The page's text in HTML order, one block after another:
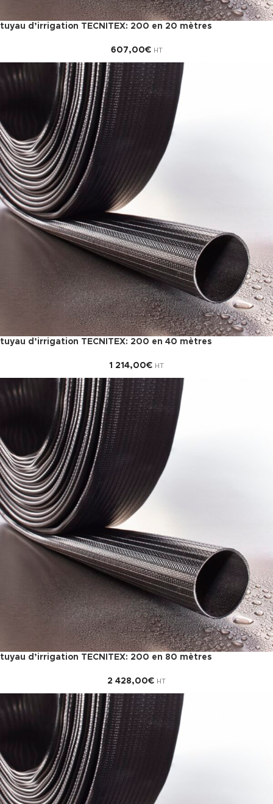
tuyau d’irrigation TECNITEX: 200 en 20 mètres
607,00€ HT
tuyau d’irrigation TECNITEX: 200 en 40 mètres
1 214,00€ HT
tuyau d’irrigation TECNITEX: 200 en 80 mètres
2 428,00€ HT